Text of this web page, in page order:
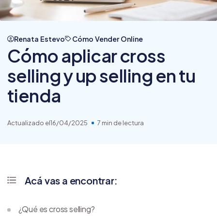
Renata Estevo Cómo Vender Online
Cómo aplicar cross
selling y up selling en tu
tienda
Actualizado el16/04/2025 7 min de lectura
Acá vas a encontrar:
¿Qué es cross selling?